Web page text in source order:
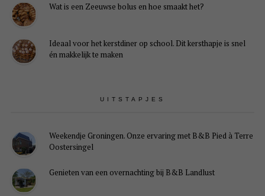
Wat is een Zeeuwse bolus en hoe smaakt het?
Ideaal voor het kerstdiner op school. Dit kersthapje is snel
én makkelijk te maken
UITSTAPJES
Weekendje Groningen. Onze ervaring met B&B Pied à Terre
Oostersingel
Genieten van een overnachting bij B&B Landlust